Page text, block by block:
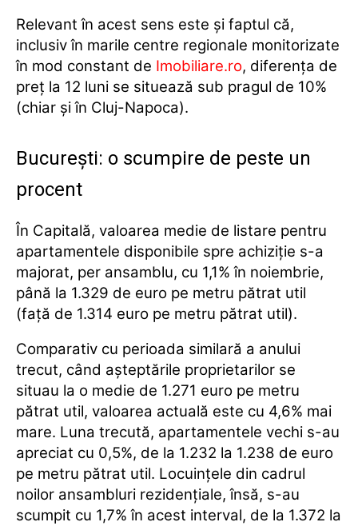
Relevant în acest sens este și faptul că,
inclusiv în marile centre regionale monitorizate
în mod constant de Imobiliare.ro, diferența de
preț la 12 luni se situează sub pragul de 10%
(chiar și în Cluj-Napoca).
București: o scumpire de peste un
procent
În Capitală, valoarea medie de listare pentru
apartamentele disponibile spre achiziție s-a
majorat, per ansamblu, cu 1,1% în noiembrie,
până la 1.329 de euro pe metru pătrat util
(față de 1.314 euro pe metru pătrat util).
Comparativ cu perioada similară a anului
trecut, când așteptările proprietarilor se
situau la o medie de 1.271 euro pe metru
pătrat util, valoarea actuală este cu 4,6% mai
mare. Luna trecută, apartamentele vechi s-au
apreciat cu 0,5%, de la 1.232 la 1.238 de euro
pe metru pătrat util. Locuințele din cadrul
noilor ansambluri rezidențiale, însă, s-au
scumpit cu 1,7% în acest interval, de la 1.372 la